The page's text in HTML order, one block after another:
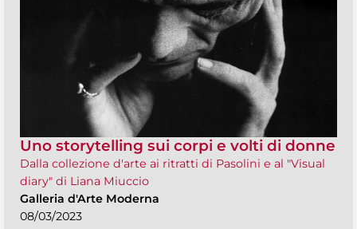
Uno storytelling sui corpi e volti di donne
Dalla collezione d'arte ai ritratti di Pasolini e al "Visual
diary" di Liana Miuccio
Galleria d'Arte Moderna
08/03/2023